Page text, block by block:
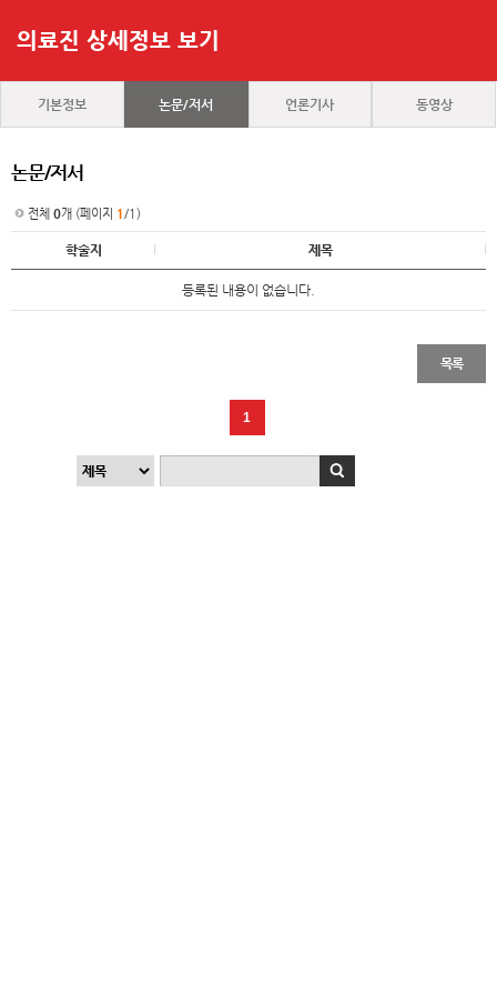
의료진 상세정보 보기
기본정보 논문/저서 언론기사 동영상
논문/저서
전체 0개 (페이지 1/1)
학술지 제목
등록된 내용이 없습니다.
목록
1